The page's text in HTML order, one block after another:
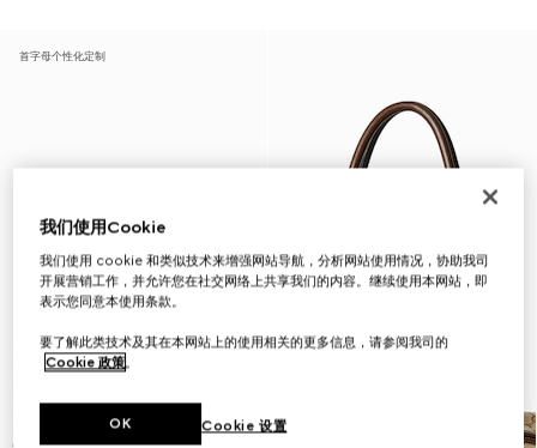
首字母个性化定制
我们使用Cookie
我们使用 cookie 和类似技术来增强网站导航，分析网站使用情况，协助我司
开展营销工作，并允许您在社交网络上共享我们的内容。继续使用本网站，即
表示您同意本使用条款。
要了解此类技术及其在本网站上的使用相关的更多信息，请参阅我司的
Cookie 政策。
Cookie 设置
OK